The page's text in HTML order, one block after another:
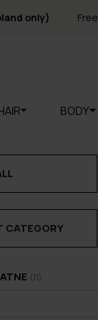
only) Free
BODY
CATEGORY
(11)